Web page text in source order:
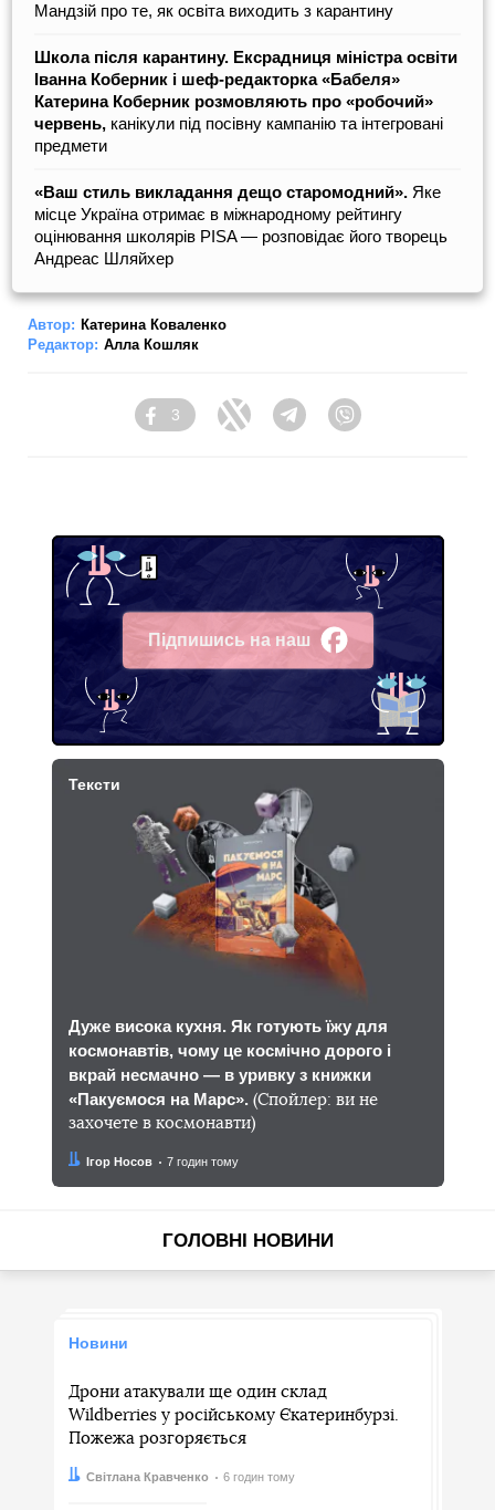
Мандзій про те, як освіта виходить з карантину
Школа після карантину. Ексрадниця міністра освіти
Іванна Коберник і шеф-редакторка «Бабеля»
Катерина Коберник розмовляють про «робочий»
червень, канікули під посівну кампанію та інтегровані
предмети
«Ваш стиль викладання дещо старомодний». Яке
місце Україна отримає в міжнародному рейтингу
оцінювання школярів PISA — розповідає його творець
Андреас Шляйхер
Автор: Катерина Коваленко
Редактор: Алла Кошляк
Facebook
3
Twitter Telegram
Підпишись на наш
Facebook
Тексти
Дуже висока кухня. Як готують їжу для
космонавтів, чому це космічно дорого і
вкрай несмачно — в уривку з книжки
«Пакуємося на Марс». (Спойлер: ви не
захочете в космонавти)
Автор:
Ігор Носов
Дата: 7 годин тому
ГОЛОВНІ НОВИНИ
Новини
Дрони атакували ще один склад
Wildberries у російському Єкатеринбурзі.
Пожежа розгоряється
Автор:
Світлана Кравченко
Дата: 6 годин тому